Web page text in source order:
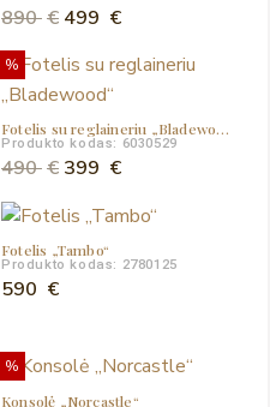
890€ Original
was:
890 €.
499 €Current
is:
%
Fotelis su reglaineriu „Bladewood“
Produkto kodas: 6030529
490€ Original
was:
490 €.
399 €Current
is:
399 €.
Fotelis „Tambo“
Produkto kodas: 2780125
590 €
%
Konsolė „Norcastle“